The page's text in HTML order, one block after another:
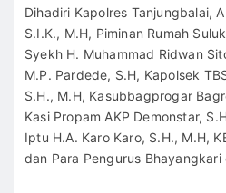
Dihadiri Kapolres Tanjungbalai,
S.I.K., M.H, Piminan Rumah
Syekh H. Muhammad Ridwan
M.P. Pardede, S.H, Kapolsek
S.H., M.H, Kasubbagprogar
Kasi Propam AKP Demonstar,
Iptu H.A. Karo Karo, S.H., M.H,
dan Para Pengurus